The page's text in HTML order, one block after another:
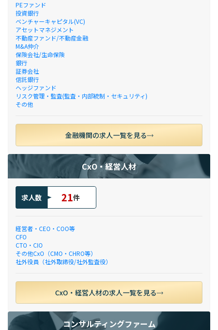
PEファンド
投資銀行
ベンチャーキャピタル(VC)
アセットマネジメント
不動産ファンド/不動産金融
M&A仲介
保険会社/生命保険
銀行
証券会社
信託銀行
ヘッジファンド
リスク管理・監査(監査・内部統制・セキュリティ)
その他
金融機関の求人一覧を見る
CxO・経営人材
求人数 21件
経営者・CEO・COO等
CFO
CTO・CIO
その他CxO（CMO・CHRO等）
社外役員（社外取締役/社外監査役）
CxO・経営人材の求人一覧を見る
コンサルティングファーム